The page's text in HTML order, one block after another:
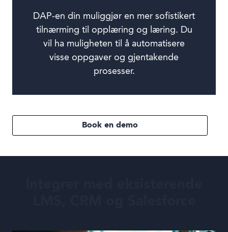
DAP-en din muliggjør en mer sofistikert
tilnærming til opplæring og læring. Du
vil ha muligheten til å automatisere
visse oppgaver og gjentakende
prosesser.
Book en demo